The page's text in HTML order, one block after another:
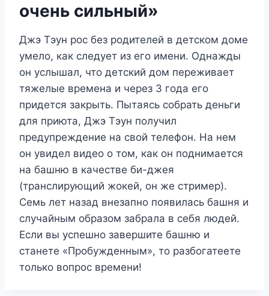
очень сильный»
Джэ Тэун рос без родителей в детском доме
умело, как следует из его имени. Однажды
он услышал, что детский дом переживает
тяжелые времена и через 3 года его
придется закрыть. Пытаясь собрать деньги
для приюта, Джэ Тэун получил
предупреждение на свой телефон. На нем
он увидел видео о том, как он поднимается
на башню в качестве би-джея
(транслирующий жокей, он же стример).
Семь лет назад внезапно появилась башня и
случайным образом забрала в себя людей.
Если вы успешно завершите башню и
станете «Пробужденным», то разбогатеете
только вопрос времени!